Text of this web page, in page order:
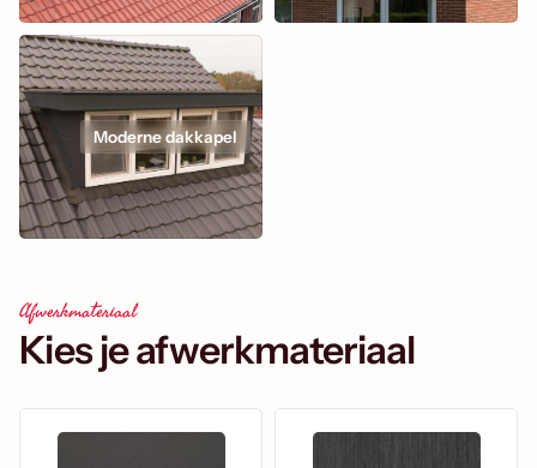
Moderne dakkapel
Afwerkmateriaal
Kies je afwerkmateriaal